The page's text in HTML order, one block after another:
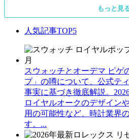
もっと見
人気記事TOP5
スウォッチとオーデマ ピゲ
プ」の噂について、公式テ
事実に基づき徹底解説。
ロイヤルオークのデザイン
用の可能性など、時計業界
す。...